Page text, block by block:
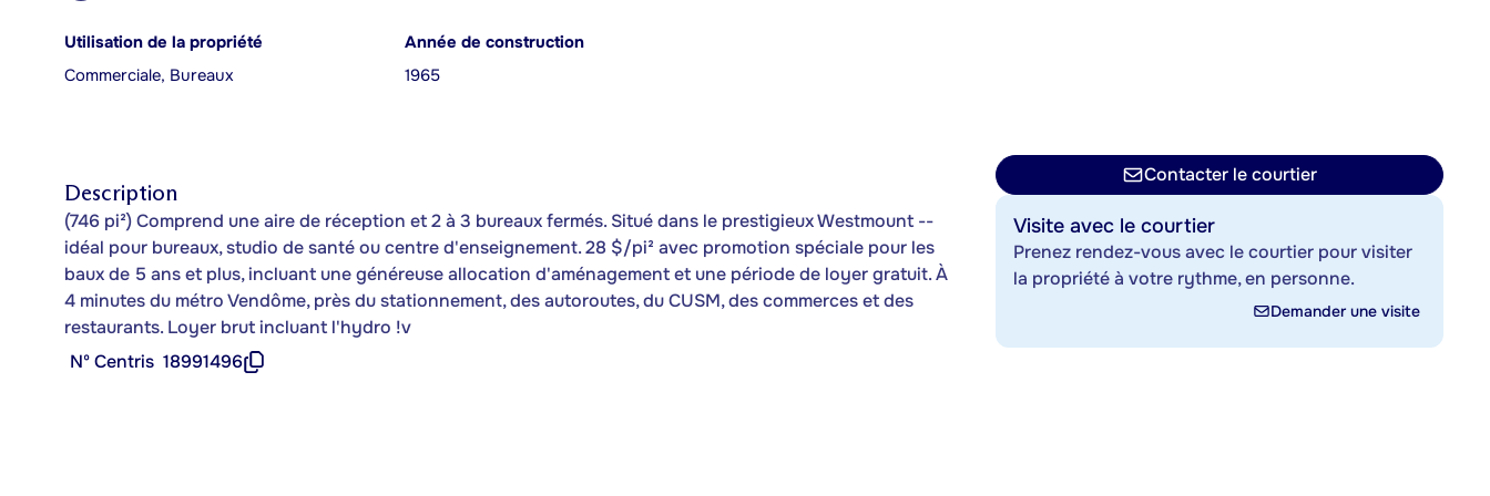
Utilisation de la propriété
Commerciale, Bureaux
Année de construction
1965
Description
(746 pi²) Comprend une aire de réception et 2 à 3 bureaux fermés. Situé dans le prestigieux Westmount --
idéal pour bureaux, studio de santé ou centre d'enseignement. 28 $/pi² avec promotion spéciale pour les
baux de 5 ans et plus, incluant une généreuse allocation d'aménagement et une période de loyer gratuit. À
4 minutes du métro Vendôme, près du stationnement, des autoroutes, du CUSM, des commerces et des
restaurants. Loyer brut incluant l'hydro !v
Nº Centris 18991496
Contacter le courtier
Visite avec le courtier
Prenez rendez-vous avec le courtier pour visiter
la propriété à votre rythme, en personne.
Demander une visite